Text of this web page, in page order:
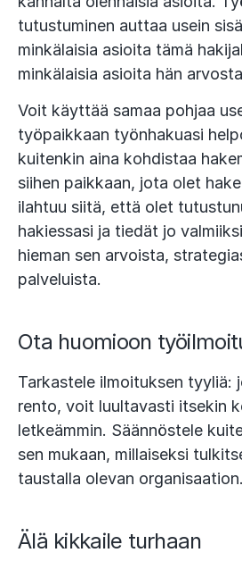
tutustuminen auttaa usein
minkälaisia asioita tämä
minkälaisia asioita hän
Voit käyttää samaa pohjaa
työpaikkaan työnhakuasi
kuitenkin aina kohdistaa
siihen paikkaan, jota olet
ilahtuu siitä, että olet
hakiessasi ja tiedät jo
hieman sen arvoista,
palveluista.
Ota huomioon
Tarkastele ilmoituksen tyyliä:
rento, voit luultavasti itsekin
letkeämmin. Säännöstele
sen mukaan, millaiseksi
taustalla olevan organisaation.
Älä kikkaile turhaan